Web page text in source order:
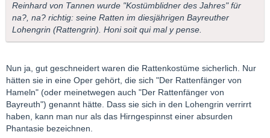
Reinhard von Tannen wurde "Kostümblidner des Jahres" für
na?, na? richtig: seine Ratten im diesjährigen Bayreuther
Lohengrin (Rattengrin). Honi soit qui mal y pense.
Nun ja, gut geschneidert waren die Rattenkostüme sicherlich. Nur
hätten sie in eine Oper gehört, die sich "Der Rattenfänger von
Hameln" (oder meinetwegen auch "Der Rattenfänger von
Bayreuth") genannt hätte. Dass sie sich in den Lohengrin verrirrt
haben, kann man nur als das Hirngespinnst einer absurden
Phantasie bezeichnen.